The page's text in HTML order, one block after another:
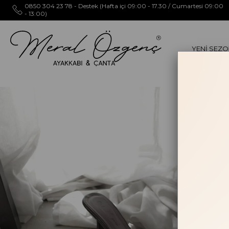
0850 304 23 78 - Destek (Hafta içi 09:00 - 17.30 / Cumartesi 09:00
- 13:00)
YENİ